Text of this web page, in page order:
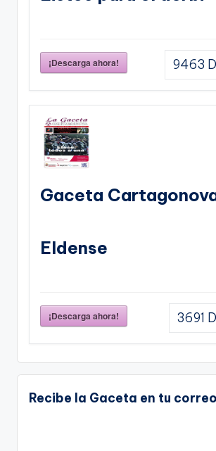
¡Descarga ahora! 9463
Gaceta
Eldense
¡Descarga ahora! 3691
Recibe la Gaceta en tu correo